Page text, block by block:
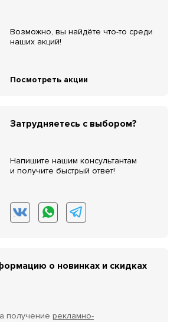
Возможно, вы найдёте что-то среди
наших акций!
Посмотреть акции
Затрудняетесь с выбором?
Напишите нашим консультантам
и получите быстрый ответ!
о новинках и скидках
получение рекламно-